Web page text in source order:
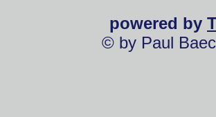
powered by
© by Paul